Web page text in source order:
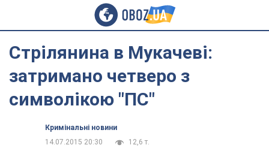
Стрілянина в Мукачеві:
затримано четверо з
символікою "ПС"
Кримінальні новини
14.07.2015 20:30
12,6 т.